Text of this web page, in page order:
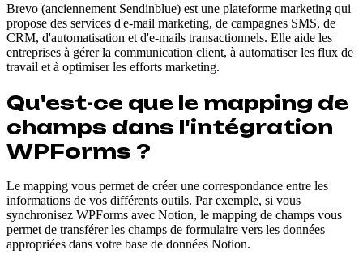
Brevo (anciennement Sendinblue) est une plateforme marketing qui
propose des services d'e-mail marketing, de campagnes SMS, de
CRM, d'automatisation et d'e-mails transactionnels. Elle aide les
entreprises à gérer la communication client, à automatiser les flux de
travail et à optimiser les efforts marketing.
Qu'est-ce que le mapping de
champs dans l'intégration
WPForms ?
Le mapping vous permet de créer une correspondance entre les
informations de vos différents outils. Par exemple, si vous
synchronisez WPForms avec Notion, le mapping de champs vous
permet de transférer les champs de formulaire vers les données
appropriées dans votre base de données Notion.